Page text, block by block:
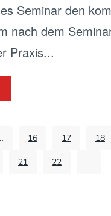
Seminar den
nach dem
Praxis...
16 17 18
21 22